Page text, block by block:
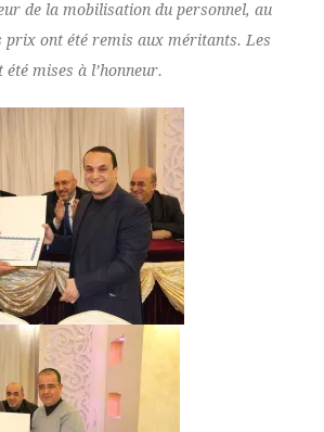
de la mobilisation du personnel, au
prix ont été remis aux méritants. Les
mises à l’honneur.